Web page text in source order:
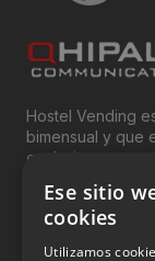
Hostel Vending
bimensual y que
exclusivamente,
del “Vending”;
genéricamente
productos y
Ese sitio
cookies
Utilizamos